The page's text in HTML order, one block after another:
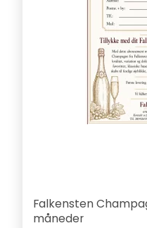
Falkensten
måneder